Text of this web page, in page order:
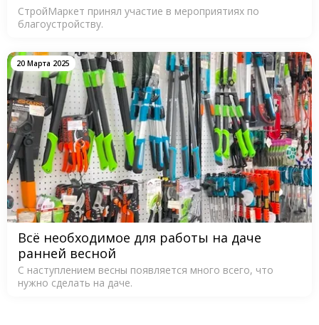
СтройМаркет принял участие в мероприятиях по
благоустройству.
20 Марта 2025
Всё необходимое для работы на даче
ранней весной
С наступлением весны появляется много всего, что
нужно сделать на даче.